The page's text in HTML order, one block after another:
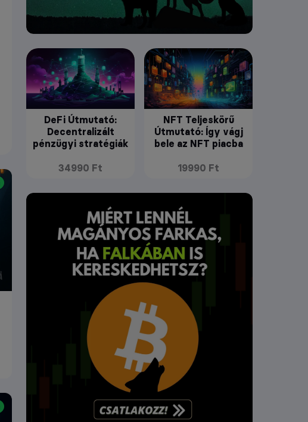
DeFi Útmutató:
Decentralizált
pénzügyi stratégiák
34990 Ft
NFT Teljeskörű
Útmutató: Így vágj
bele az NFT piacba
19990 Ft